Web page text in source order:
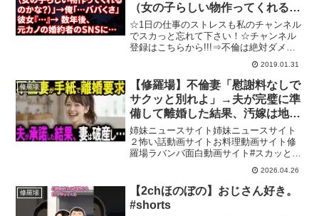
（女の子らしい物作ってくれるの
かな？）」→ 俺「…ババくさ」
彼女『…』→ 数年後、元カノの
婚約者のSNSに…
☆1日の仕事のストレスも私のチャンネル
でスカっと忘れて下さい！☆チャンネル
登録はこちらから!!!⇒不倫は絶対ダメで
すよ～～！不倫やDQN行為、キチ行為な
どで悲劇の再発を防ぐためにも動画の評
価で拡散の協力お願い致します。またの
ご視聴お待ちして...
2019.01.31
修羅場
【修羅場】不倫妻「慰謝料なしで
サクッと別れよ」→夫が完璧に準
備して離婚した結果、汚嫁は地獄
確定【スカッと】
姉妹ニュースサイト姉妹ニュースサイト
２怖い話動画サイトお料理動画サイト修
羅場ラバンバ面白動画サイト#スカッとす
る話 #修羅場 #スカッと #朗読【スカッと
する話】【修羅場】【スカッと】【浮
気・不倫】【感動する話】【2ch】【朗
読】チャンネル...
2026.04.26
修羅場
【2chほのぼの】おじさん好き。
#shorts